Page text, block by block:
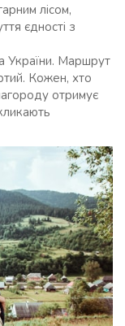
лісом,
єдності з
України. Маршрут
Кожен, хто
отримує